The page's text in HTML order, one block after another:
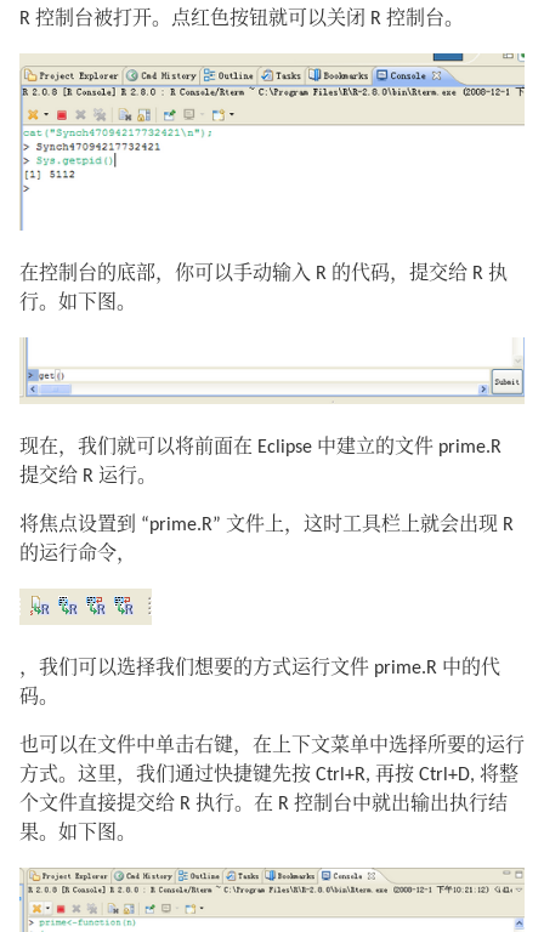
R 控制台被打开。点红色按钮就可以关闭 R 控制台。
在控制台的底部，你可以手动输入 R 的代码，提交给 R 执
行。如下图。
现在，我们就可以将前面在 Eclipse 中建立的文件 prime.R
提交给 R 运行。
将焦点设置到 “prime.R” 文件上，这时工具栏上就会出现 R
的运行命令，
，我们可以选择我们想要的方式运行文件 prime.R 中的代
码。
也可以在文件中单击右键，在上下文菜单中选择所要的运行
方式。这里，我们通过快捷键先按 Ctrl+R, 再按 Ctrl+D, 将整
个文件直接提交给 R 执行。在 R 控制台中就出输出执行结
果。如下图。